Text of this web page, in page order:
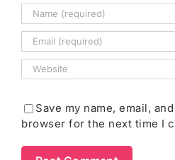
Save my name, email,
browser for the next time I